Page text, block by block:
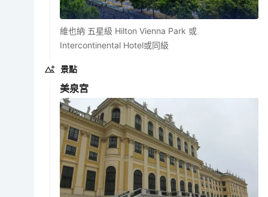
維也納 五星級 Hilton Vienna Park 或
Intercontinental Hotel或同級
景點
美泉宮